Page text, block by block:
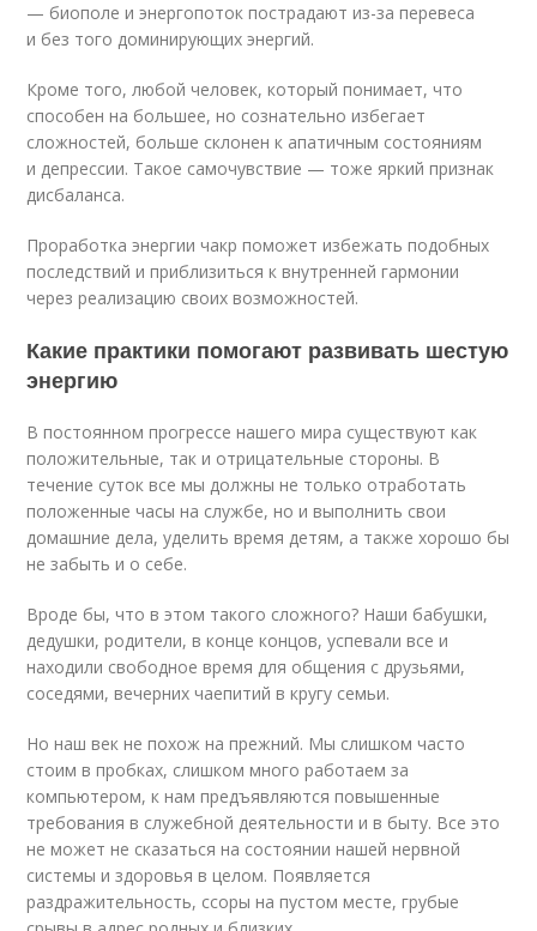
— биополе и энергопоток пострадают из-за перевеса
и без того доминирующих энергий.
Кроме того, любой человек, который понимает, что
способен на большее, но сознательно избегает
сложностей, больше склонен к апатичным состояниям
и депрессии. Такое самочувствие — тоже яркий признак
дисбаланса.
Проработка энергии чакр поможет избежать подобных
последствий и приблизиться к внутренней гармонии
через реализацию своих возможностей.
Какие практики помогают развивать шестую
энергию
В постоянном прогрессе нашего мира существуют как
положительные, так и отрицательные стороны. В
течение суток все мы должны не только отработать
положенные часы на службе, но и выполнить свои
домашние дела, уделить время детям, а также хорошо бы
не забыть и о себе.
Вроде бы, что в этом такого сложного? Наши бабушки,
дедушки, родители, в конце концов, успевали все и
находили свободное время для общения с друзьями,
соседями, вечерних чаепитий в кругу семьи.
Но наш век не похож на прежний. Мы слишком часто
стоим в пробках, слишком много работаем за
компьютером, к нам предъявляются повышенные
требования в служебной деятельности и в быту. Все это
не может не сказаться на состоянии нашей нервной
системы и здоровья в целом. Появляется
раздражительность, ссоры на пустом месте, грубые